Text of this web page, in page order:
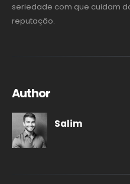
seriedade com que cuidam
reputação.
Author
Salim